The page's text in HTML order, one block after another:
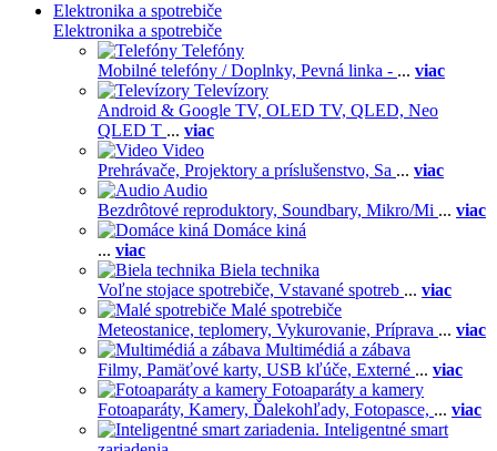
Elektronika a spotrebiče
Elektronika a spotrebiče
Telefóny
Mobilné telefóny / Doplnky, Pevná linka - ... viac
Televízory
Android & Google TV, OLED TV, QLED, Neo
QLED T ... viac
Video
Prehrávače, Projektory a príslušenstvo, Sa ... viac
Audio
Bezdrôtové reproduktory, Soundbary, Mikro/Mi ... viac
Domáce kiná
... viac
Biela technika
Voľne stojace spotrebiče, Vstavané spotreb ... viac
Malé spotrebiče
Meteostanice, teplomery, Vykurovanie, Príprava ... viac
Multimédiá a zábava
Filmy, Pamäťové karty, USB kľúče, Externé ... viac
Fotoaparáty a kamery
Fotoaparáty, Kamery, Ďalekohľady, Fotopasce, ... viac
Inteligentné smart